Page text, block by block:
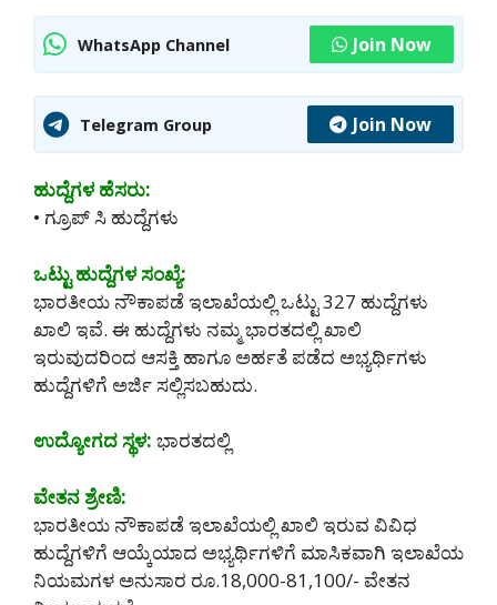
WhatsApp Channel Join Now
Telegram Group Join Now
ಹುದ್ದೆಗಳ ಹೆಸರು:
• ಗ್ರೂಪ್ ಸಿ ಹುದ್ದೆಗಳು
ಒಟ್ಟು ಹುದ್ದೆಗಳ ಸಂಖ್ಯೆ:
ಭಾರತೀಯ ನೌಕಾಪಡೆ ಇಲಾಖೆಯಲ್ಲಿ ಒಟ್ಟು 327 ಹುದ್ದೆಗಳು
ಖಾಲಿ ಇವೆ. ಈ ಹುದ್ದೆಗಳು ನಮ್ಮ ಭಾರತದಲ್ಲಿ ಖಾಲಿ
ಇರುವುದರಿಂದ ಆಸಕ್ತಿ ಹಾಗೂ ಅರ್ಹತೆ ಪಡೆದ ಅಭ್ಯರ್ಥಿಗಳು
ಹುದ್ದೆಗಳಿಗೆ ಅರ್ಜಿ ಸಲ್ಲಿಸಬಹುದು.
ಉದ್ಯೋಗದ ಸ್ಥಳ: ಭಾರತದಲ್ಲಿ
ವೇತನ ಶ್ರೇಣಿ:
ಭಾರತೀಯ ನೌಕಾಪಡೆ ಇಲಾಖೆಯಲ್ಲಿ ಖಾಲಿ ಇರುವ ವಿವಿಧ
ಹುದ್ದೆಗಳಿಗೆ ಆಯ್ಕೆಯಾದ ಅಭ್ಯರ್ಥಿಗಳಿಗೆ ಮಾಸಿಕವಾಗಿ ಇಲಾಖೆಯ
ನಿಯಮಗಳ ಅನುಸಾರ ರೂ.18,000-81,100/- ವೇತನ